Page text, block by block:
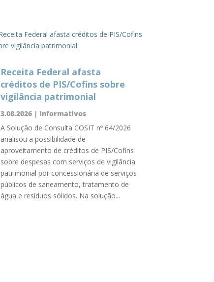
Receita Federal afasta
créditos de PIS/Cofins sobre
vigilância patrimonial
3.08.2026| Informativos
A Solução de Consulta COSIT nº 64/2026
analisou a possibilidade de
aproveitamento de créditos de PIS/Cofins
sobre despesas com serviços de vigilância
patrimonial por concessionária de serviços
públicos de saneamento, tratamento de
água e resíduos sólidos. Na solução...